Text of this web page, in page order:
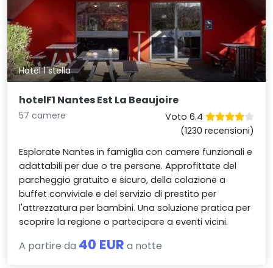
Hotel 1 stella
hotelF1 Nantes Est La Beaujoire
57 camere
Voto 6.4
(1230 recensioni)
Esplorate Nantes in famiglia con camere funzionali e
adattabili per due o tre persone. Approfittate del
parcheggio gratuito e sicuro, della colazione a
buffet conviviale e del servizio di prestito per
l'attrezzatura per bambini. Una soluzione pratica per
scoprire la regione o partecipare a eventi vicini.
A partire da 40 EUR a notte